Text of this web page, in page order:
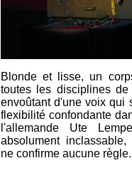
Blonde et lisse, un
toutes les disciplines
envoûtant d'une voix qui
flexibilité confondante
l'allemande Ute
absolument
ne confirme aucune règle.